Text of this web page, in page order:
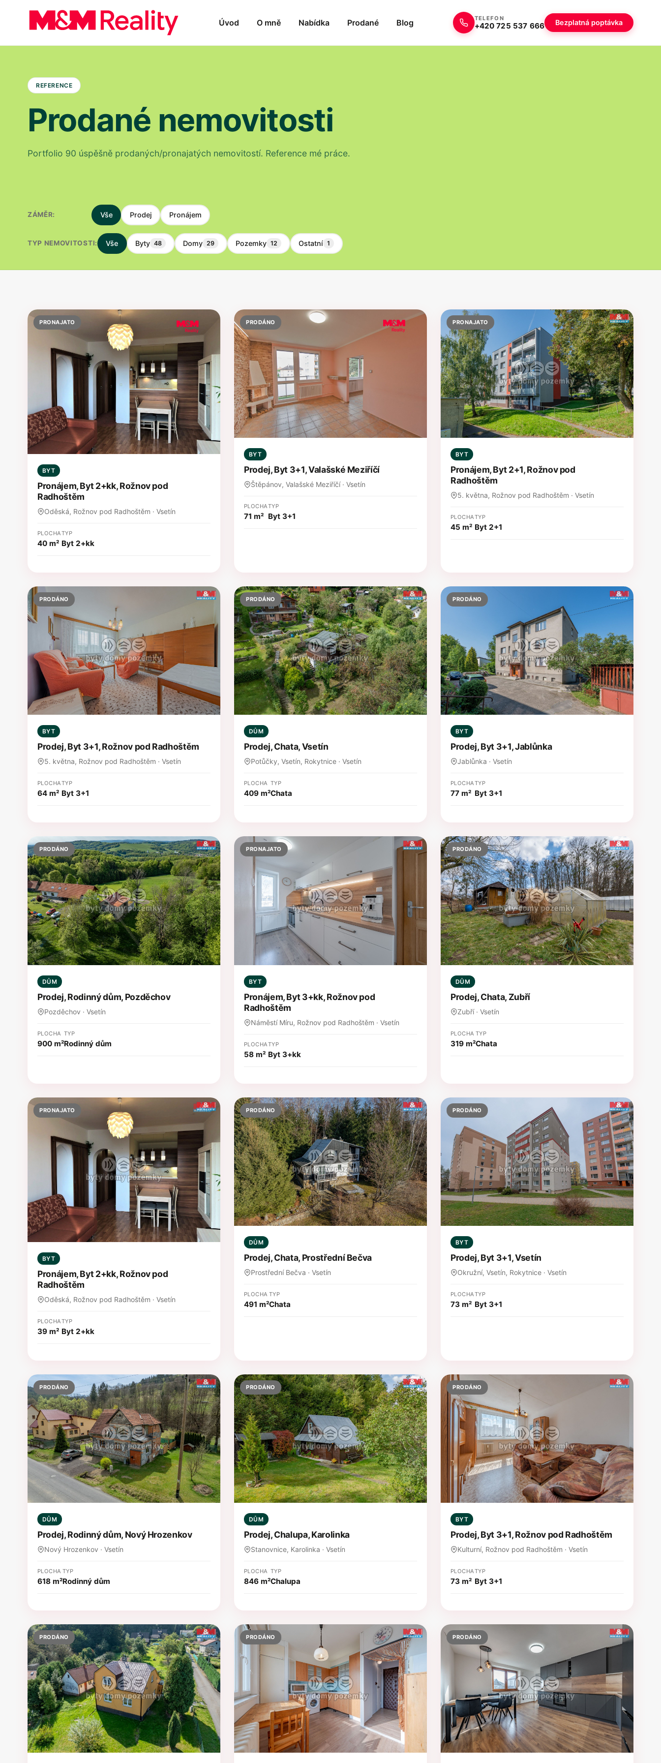
Úvod O mně Nabídka Prodané Blog TELEFON
+420 725 537 666 Bezplatná poptávka
REFERENCE
Prodané nemovitosti
Portfolio 90 úspěšně prodaných/pronajatých nemovitostí. Reference mé práce.
ZÁMĚR: Vše Prodej Pronájem
TYP NEMOVITOSTI: Vše Byty 48 Domy 29 Pozemky 12 Ostatní 1
PRONAJATO
BYT
Pronájem, Byt 2+kk, Rožnov pod
Radhoštěm
Oděská, Rožnov pod Radhoštěm · Vsetín
PLOCHA
40 m²
TYP
Byt 2+kk
PRODÁNO
BYT
Prodej, Byt 3+1, Valašské Meziříčí
Štěpánov, Valašské Meziříčí · Vsetín
PLOCHA
71 m²
TYP
Byt 3+1
PRONAJATO
BYT
Pronájem, Byt 2+1, Rožnov pod
Radhoštěm
5. května, Rožnov pod Radhoštěm · Vsetín
PLOCHA
45 m²
TYP
Byt 2+1
PRODÁNO
BYT
Prodej, Byt 3+1, Rožnov pod Radhoštěm
5. května, Rožnov pod Radhoštěm · Vsetín
PLOCHA
64 m²
TYP
Byt 3+1
PRODÁNO
DŮM
Prodej, Chata, Vsetín
Potůčky, Vsetín, Rokytnice · Vsetín
PLOCHA
409 m²
TYP
Chata
PRODÁNO
BYT
Prodej, Byt 3+1, Jablůnka
Jablůnka · Vsetín
PLOCHA
77 m²
TYP
Byt 3+1
PRODÁNO
DŮM
Prodej, Rodinný dům, Pozděchov
Pozděchov · Vsetín
PLOCHA
900 m²
TYP
Rodinný dům
PRONAJATO
BYT
Pronájem, Byt 3+kk, Rožnov pod
Radhoštěm
Náměstí Míru, Rožnov pod Radhoštěm · Vsetín
PLOCHA
58 m²
TYP
Byt 3+kk
PRODÁNO
DŮM
Prodej, Chata, Zubří
Zubří · Vsetín
PLOCHA
319 m²
TYP
Chata
PRONAJATO
BYT
Pronájem, Byt 2+kk, Rožnov pod
Radhoštěm
Oděská, Rožnov pod Radhoštěm · Vsetín
PLOCHA
39 m²
TYP
Byt 2+kk
PRODÁNO
DŮM
Prodej, Chata, Prostřední Bečva
Prostřední Bečva · Vsetín
PLOCHA
491 m²
TYP
Chata
PRODÁNO
BYT
Prodej, Byt 3+1, Vsetín
Okružní, Vsetín, Rokytnice · Vsetín
PLOCHA
73 m²
TYP
Byt 3+1
PRODÁNO
DŮM
Prodej, Rodinný dům, Nový Hrozenkov
Nový Hrozenkov · Vsetín
PLOCHA
618 m²
TYP
Rodinný dům
PRODÁNO
DŮM
Prodej, Chalupa, Karolinka
Stanovnice, Karolinka · Vsetín
PLOCHA
846 m²
TYP
Chalupa
PRODÁNO
BYT
Prodej, Byt 3+1, Rožnov pod Radhoštěm
Kulturní, Rožnov pod Radhoštěm · Vsetín
PLOCHA
73 m²
TYP
Byt 3+1
PRODÁNO PRODÁNO PRODÁNO